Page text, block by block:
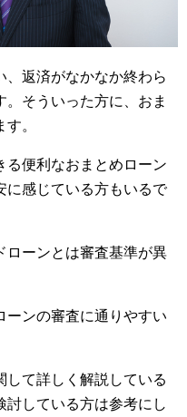
、返済がなかなか終わら
そういった方に、おま
。
る便利なおまとめローン
に感じている方もいるで
ローンとは審査基準が異
ーンの審査に通りやすい
して詳しく解説している
討している方は参考にし